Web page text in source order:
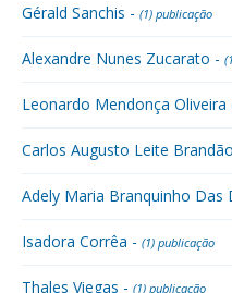
Gérald Sanchis - (1) publicação
Alexandre Nunes Zucarato -
Leonardo Mendonça Oliveira
Carlos Augusto Leite
Adely Maria Branquinho Das
Isadora Corrêa - (1) publicação
Thales Viegas - (1) publicação